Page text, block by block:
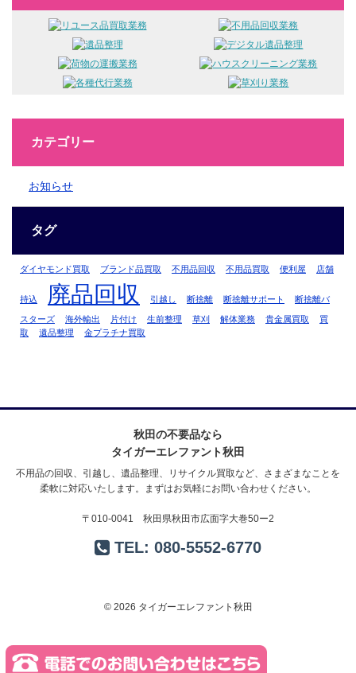
カテゴリー
お知らせ
タグ
ダイヤモンド買取 ブランド品買取 不用品回収 不用品買取 便利屋 店舗
持込 廃品回収 引越し 断捨離 断捨離サポート 断捨離バ
スターズ 海外輸出 片付け 生前整理 草刈 解体業務 貴金属買取
買
取
遺品整理 金プラチナ買取
秋田の不要品なら
タイガーエレファント秋田
不用品の回収、引越し、遺品整理、リサイクル買取など、さまざまなことを
柔軟に対応いたします。まずはお気軽にお問い合わせください。
〒010-0041 秋田県秋田市広面字大巻50ー2
TEL: 080-5552-6770
© 2026 タイガーエレファント秋田